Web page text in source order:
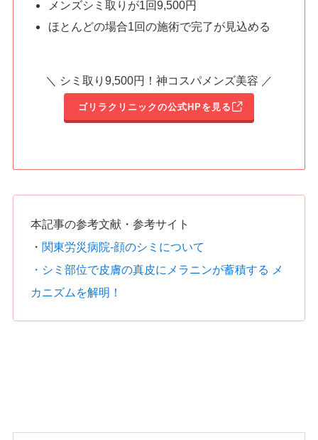
メンズシミ取りが1回9,500円
ほとんどの場合1回の施術で完了が見込める
＼ シミ取り9,500円！神コスパメンズ美容 ／
ゴリラクリニックの公式HPを見る
本記事の参考文献・参考サイト
・ 関東労災病院-顔のシミについて
・シミ部位で皮膚の真皮にメラニンが蓄積する メ
カニズムを解明！